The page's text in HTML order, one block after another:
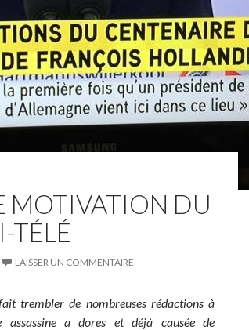
MOTIVATION DU
TÉLÉ
LAISSER UN COMMENTAIRE
trembler de nombreuses rédactions à
assassine a dores et déjà causée de